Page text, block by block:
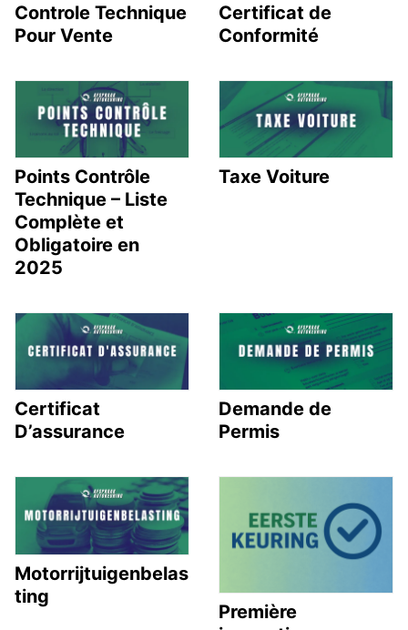
Controle Technique
Pour Vente
Certificat de
Conformité
Points Contrôle
Technique – Liste
Complète et
Obligatoire en
2025
Taxe Voiture
Certificat
D’assurance
Demande de
Permis
Motorrijtuigenbelas
ting
Première